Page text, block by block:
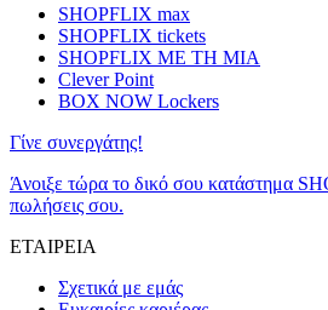
SHOPFLIX max
SHOPFLIX tickets
SHOPFLIX ΜΕ ΤΗ ΜΙΑ
Clever Point
BOX NOW Lockers
Γίνε συνεργάτης!
Άνοιξε τώρα το δικό σου κατάστημα
πωλήσεις σου.
ΕΤΑΙΡΕΙΑ
Σχετικά με εμάς